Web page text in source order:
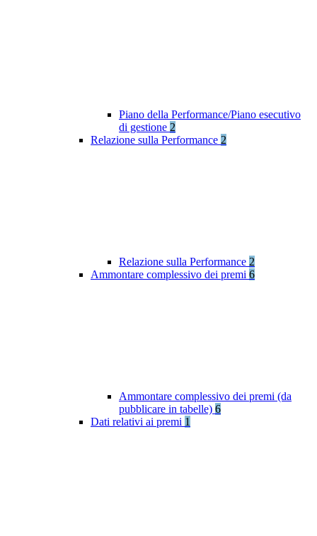
Piano della Performance/Piano esecutivo
di gestione 2
Relazione sulla Performance 2
Relazione sulla Performance 2
Ammontare complessivo dei premi 6
Ammontare complessivo dei premi (da
pubblicare in tabelle) 6
Dati relativi ai premi 1